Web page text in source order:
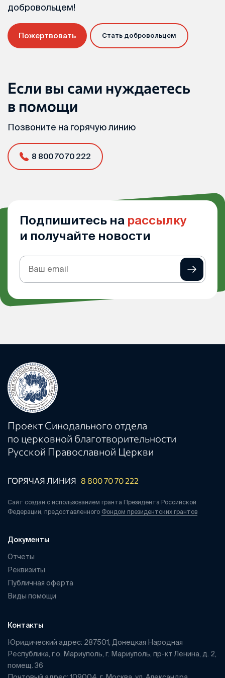
добровольцем!
Пожертвовать Стать добровольцем
Если вы сами нуждаетесь
в помощи
Позвоните на горячую линию
8 800 70 70 222
Подпишитесь на рассылку
и получайте новости
Подписка
на
Проект Синодального отдела
по церковной благотворительности
Русской Православной Церкви
ГОРЯЧАЯ ЛИНИЯ 8 800 70 70 222
Сайт создан с использованием гранта Президента Российской
Федерации, предоставленного Фондом президентских грантов
Документы
Отчеты
Реквизиты
Публичная оферта
Виды помощи
Контакты
Юридический адрес: 287501, Донецкая Народная
Республика, г.о. Мариуполь, г. Мариуполь, пр-кт Ленина, д. 2,
помещ. 36